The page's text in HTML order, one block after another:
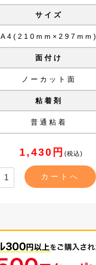
サイズ
A4(210mm×297mm)
面付け
ノーカット面
粘着剤
普通粘着
1,430円 (税込)